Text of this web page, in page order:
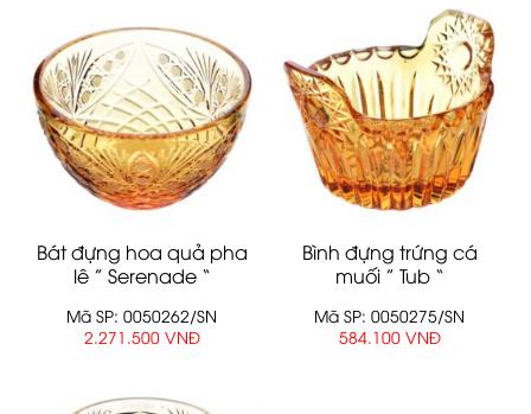
Bát đựng hoa quả pha
lê ” Serenade “
Mã SP: 0050262/SN
2.271.500 VNĐ
Bình đựng trứng cá
muối ” Tub “
Mã SP: 0050275/SN
584.100 VNĐ